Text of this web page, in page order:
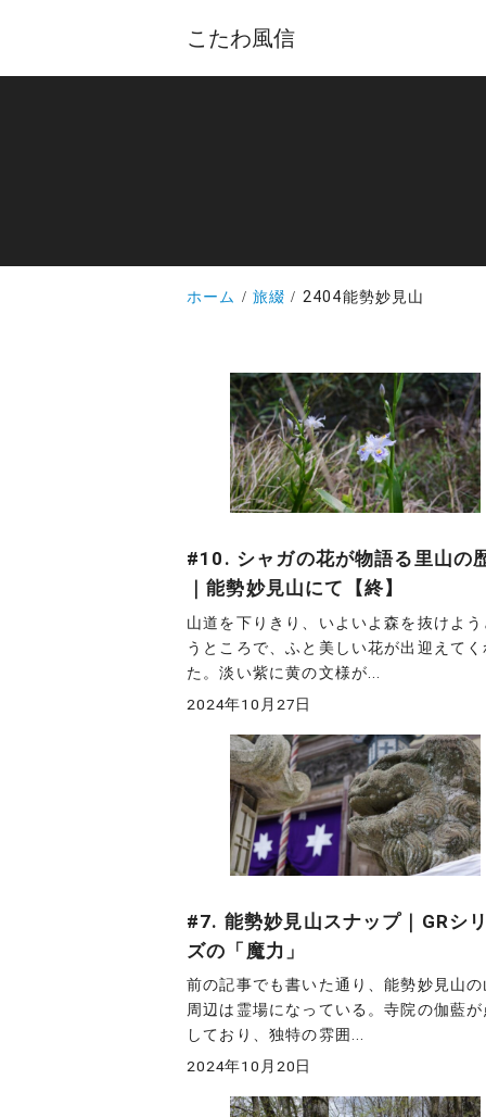
こたわ風信
ホーム 旅綴 2404能勢妙見山
#10. シャガの花が物語る里山の
｜能勢妙見山にて【終】
山道を下りきり、いよいよ森を抜けよう
うところで、ふと美しい花が出迎えてく
た。淡い紫に黄の文様が...
2024年10月27日
#7. 能勢妙見山スナップ｜GRシ
ズの「魔力」
前の記事でも書いた通り、能勢妙見山の
周辺は霊場になっている。寺院の伽藍が
しており、独特の雰囲...
2024年10月20日